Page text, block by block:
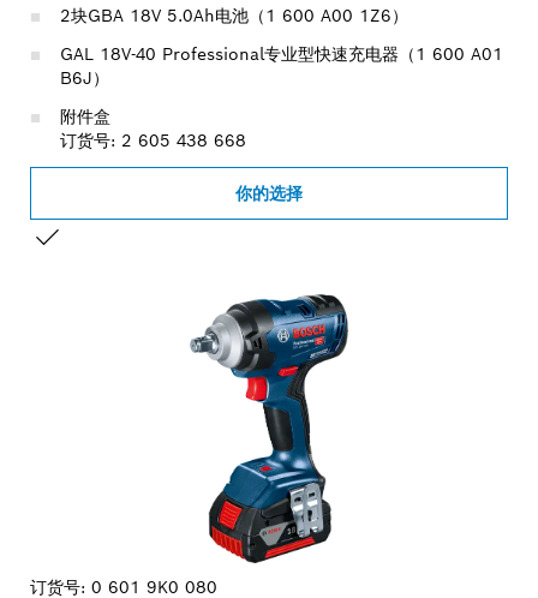
2块GBA 18V 5.0Ah电池（1 600 A00 1Z6）
GAL 18V-40 Professional专业型快速充电器（1 600 A01
B6J）
附件盒
订货号: 2 605 438 668
你的选择
订货号: 0 601 9K0 080